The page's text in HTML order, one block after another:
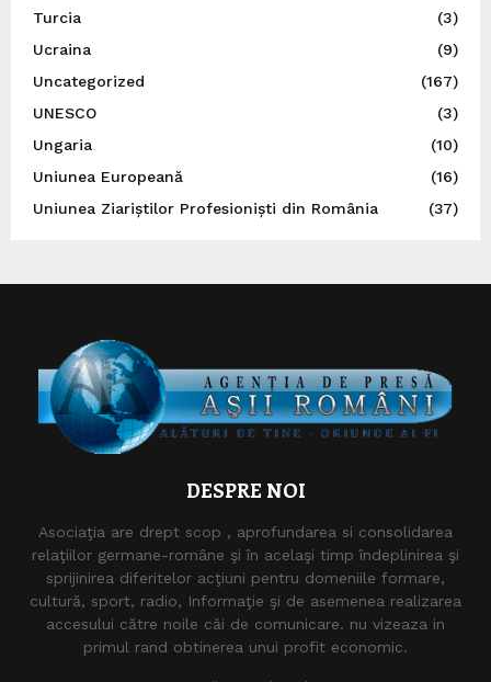
Turcia
(3)
Ucraina
(9)
Uncategorized
(167)
UNESCO
(3)
Ungaria
(10)
Uniunea Europeană
(16)
Uniunea Ziariștilor Profesioniști din România
(37)
DESPRE NOI
Asociaţia are drept scop , aprofundarea si consolidarea
relaţiilor germane-române şi în acelaşi timp îndeplinirea şi
sprijinirea diferitelor acţiuni pentru domeniile formare,
cultură, sport, radio, Informaţie şi de asemenea realizarea
accesului către noile căi de comunicare. nu vizeaza in
primul rand obtinerea unui profit economic.